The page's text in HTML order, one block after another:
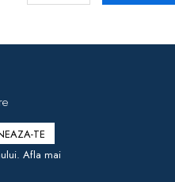
Afla mai